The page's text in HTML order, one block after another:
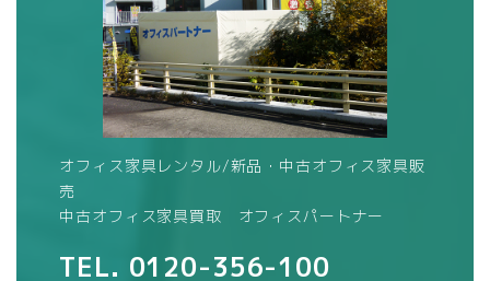
オフィス家具レンタル/新品・中古オフィス家具販
売
中古オフィス家具買取 オフィスパートナー
TEL. 0120-356-100